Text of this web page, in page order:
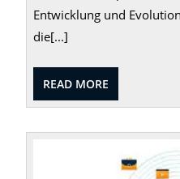
Entwicklung und
die[...]
READ MORE
MORE